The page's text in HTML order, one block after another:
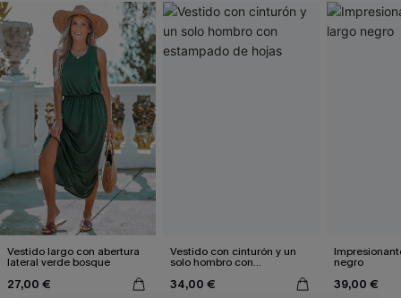
Vestido largo con abertura
lateral verde bosque
27,00 €
Vestido con cinturón y un
solo hombro con
34,00 €
negro
39,00 €